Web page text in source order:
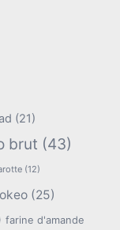
(21)
brut (43)
(12)
(25)
farine d'amande